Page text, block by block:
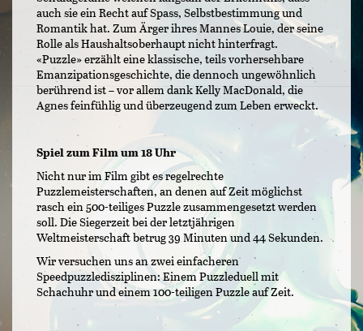
auch sie ein Recht auf Spass, Selbstbestimmung und
Romantik hat. Zum Ärger ihres Mannes Louie, der seine
Rolle als Haushaltsoberhaupt nicht hinterfragt.
«Puzzle» erzählt eine klassische, teils vorhersehbare
Emanzipationsgeschichte, die dennoch ungewöhnlich
berührend ist – vor allem dank Kelly MacDonald, die
Agnes feinfühlig und überzeugend zum Leben erweckt.
Spiel zum Film um 18 Uhr
Nicht nur im Film gibt es regelrechte
Puzzlemeisterschaften, an denen auf Zeit möglichst
rasch ein 500-teiliges Puzzle zusammengesetzt werden
soll. Die Siegerzeit bei der letztjährigen
Weltmeisterschaft betrug 39 Minuten und 44 Sekunden.
Wir versuchen uns an zwei einfacheren
Speedpuzzledisziplinen: Einem Puzzleduell mit
Schachuhr und einem 100-teiligen Puzzle auf Zeit.